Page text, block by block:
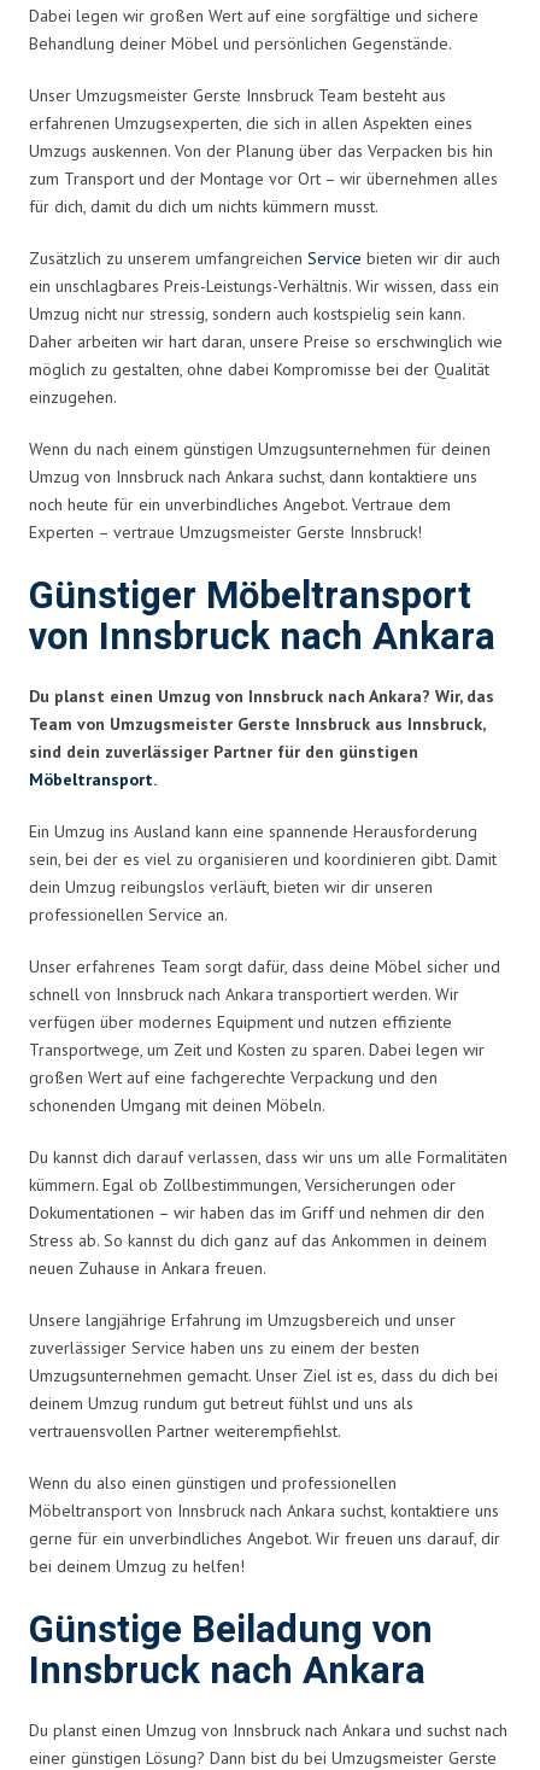
Dabei legen wir großen Wert auf eine sorgfältige und sichere
Behandlung deiner Möbel und persönlichen Gegenstände.
Unser Umzugsmeister Gerste Innsbruck Team besteht aus
erfahrenen Umzugsexperten, die sich in allen Aspekten eines
Umzugs auskennen. Von der Planung über das Verpacken bis hin
zum Transport und der Montage vor Ort – wir übernehmen alles
für dich, damit du dich um nichts kümmern musst.
Zusätzlich zu unserem umfangreichen Service bieten wir dir auch
ein unschlagbares Preis-Leistungs-Verhältnis. Wir wissen, dass ein
Umzug nicht nur stressig, sondern auch kostspielig sein kann.
Daher arbeiten wir hart daran, unsere Preise so erschwinglich wie
möglich zu gestalten, ohne dabei Kompromisse bei der Qualität
einzugehen.
Wenn du nach einem günstigen Umzugsunternehmen für deinen
Umzug von Innsbruck nach Ankara suchst, dann kontaktiere uns
noch heute für ein unverbindliches Angebot. Vertraue dem
Experten – vertraue Umzugsmeister Gerste Innsbruck!
Günstiger Möbeltransport
von Innsbruck nach Ankara
Du planst einen Umzug von Innsbruck nach Ankara? Wir, das
Team von Umzugsmeister Gerste Innsbruck aus Innsbruck,
sind dein zuverlässiger Partner für den günstigen
Möbeltransport.
Ein Umzug ins Ausland kann eine spannende Herausforderung
sein, bei der es viel zu organisieren und koordinieren gibt. Damit
dein Umzug reibungslos verläuft, bieten wir dir unseren
professionellen Service an.
Unser erfahrenes Team sorgt dafür, dass deine Möbel sicher und
schnell von Innsbruck nach Ankara transportiert werden. Wir
verfügen über modernes Equipment und nutzen effiziente
Transportwege, um Zeit und Kosten zu sparen. Dabei legen wir
großen Wert auf eine fachgerechte Verpackung und den
schonenden Umgang mit deinen Möbeln.
Du kannst dich darauf verlassen, dass wir uns um alle Formalitäten
kümmern. Egal ob Zollbestimmungen, Versicherungen oder
Dokumentationen – wir haben das im Griff und nehmen dir den
Stress ab. So kannst du dich ganz auf das Ankommen in deinem
neuen Zuhause in Ankara freuen.
Unsere langjährige Erfahrung im Umzugsbereich und unser
zuverlässiger Service haben uns zu einem der besten
Umzugsunternehmen gemacht. Unser Ziel ist es, dass du dich bei
deinem Umzug rundum gut betreut fühlst und uns als
vertrauensvollen Partner weiterempfiehlst.
Wenn du also einen günstigen und professionellen
Möbeltransport von Innsbruck nach Ankara suchst, kontaktiere uns
gerne für ein unverbindliches Angebot. Wir freuen uns darauf, dir
bei deinem Umzug zu helfen!
Günstige Beiladung von
Innsbruck nach Ankara
Du planst einen Umzug von Innsbruck nach Ankara und suchst nach
einer günstigen Lösung? Dann bist du bei Umzugsmeister Gerste